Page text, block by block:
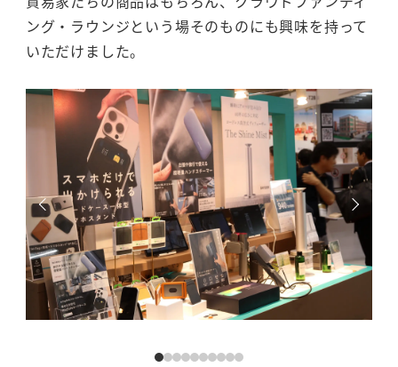
ング・ラウンジという場そのものにも興味を持って
いただけました。